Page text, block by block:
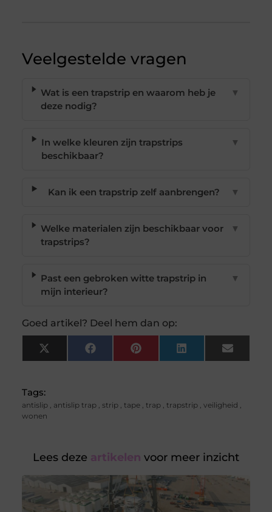
Veelgestelde vragen
Wat is een trapstrip en waarom heb je
deze nodig?
▼
In welke kleuren zijn trapstrips
beschikbaar?
▼
Kan ik een trapstrip zelf aanbrengen? ▼
Welke materialen zijn beschikbaar voor
trapstrips?
▼
Past een gebroken witte trapstrip in
mijn interieur?
▼
Goed artikel? Deel hem dan op:
X
(Twitter)
FacebookPinterest LinkedIn Email
Tags:
antislip, antislip trap, strip, tape, trap, trapstrip, veiligheid ,
wonen
Lees deze artikelen voor meer inzicht